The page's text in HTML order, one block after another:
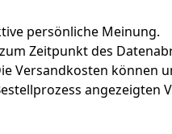
persönliche Meinung.
Zeitpunkt des
Versandkosten können
angezeigten